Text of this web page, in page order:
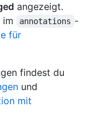
angezeigt.
im
annotations -
für
findest du
und
mit